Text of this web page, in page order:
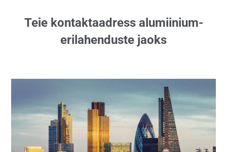
Teie kontaktaadress alumiinium-
erilahenduste jaoks